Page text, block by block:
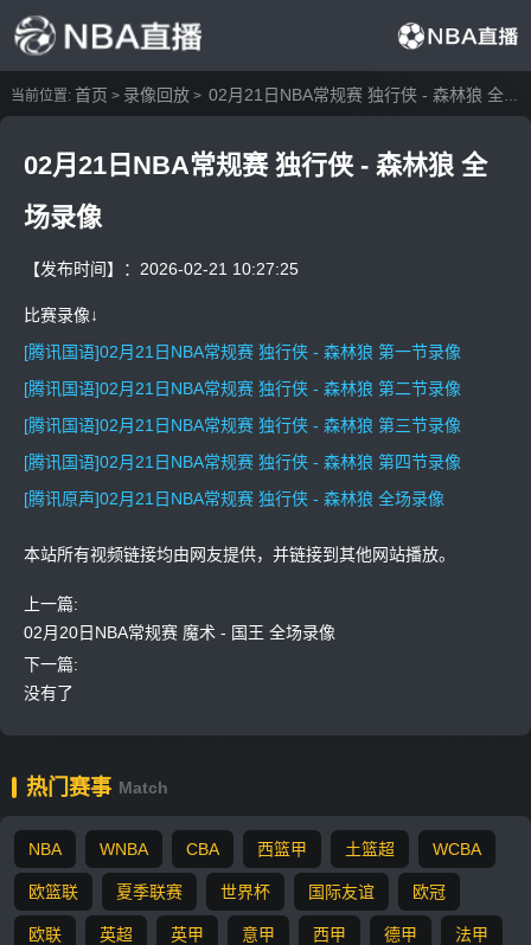
当前位置: 首页 > 录像回放> 02月21日NBA常规赛 独行侠 - 森林狼 全场录像
02月21日NBA常规赛 独行侠 - 森林狼 全
场录像
【发布时间】：2026-02-21 10:27:25
比赛录像↓
[腾讯国语]02月21日NBA常规赛 独行侠 - 森林狼 第一节录像
[腾讯国语]02月21日NBA常规赛 独行侠 - 森林狼 第二节录像
[腾讯国语]02月21日NBA常规赛 独行侠 - 森林狼 第三节录像
[腾讯国语]02月21日NBA常规赛 独行侠 - 森林狼 第四节录像
[腾讯原声]02月21日NBA常规赛 独行侠 - 森林狼 全场录像
本站所有视频链接均由网友提供，并链接到其他网站播放。
上一篇:
02月20日NBA常规赛 魔术 - 国王 全场录像
下一篇:
没有了
热门赛事 Match
NBA WNBA CBA 西篮甲 土篮超 WCBA
欧篮联 夏季联赛 世界杯 国际友谊 欧冠
欧联 英超 英甲 意甲 西甲 德甲 法甲